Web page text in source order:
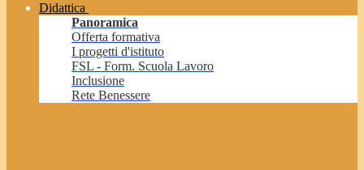
Didattica
Panoramica
Offerta formativa
I progetti d'istituto
FSL - Form. Scuola Lavoro
Inclusione
Rete Benessere